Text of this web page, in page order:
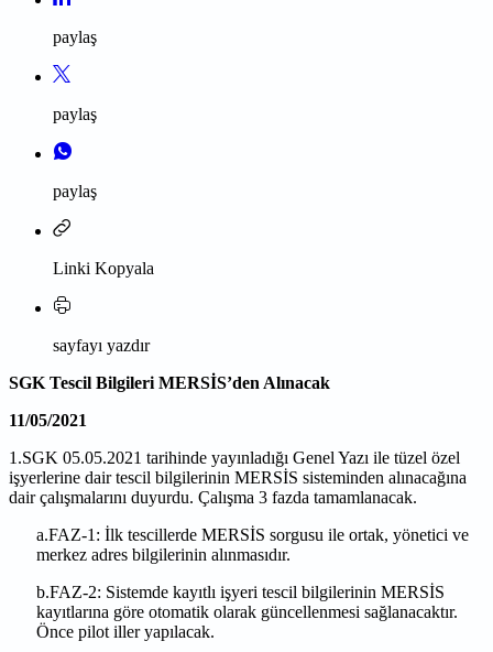
paylaş
paylaş
paylaş
Linki Kopyala
sayfayı yazdır
SGK Tescil Bilgileri MERSİS’den Alınacak
11/05/2021
1.SGK 05.05.2021 tarihinde yayınladığı Genel Yazı ile tüzel özel
işyerlerine dair tescil bilgilerinin MERSİS sisteminden alınacağına
dair çalışmalarını duyurdu. Çalışma 3 fazda tamamlanacak.
a.FAZ-1: İlk tescillerde MERSİS sorgusu ile ortak, yönetici ve
merkez adres bilgilerinin alınmasıdır.
b.FAZ-2: Sistemde kayıtlı işyeri tescil bilgilerinin MERSİS
kayıtlarına göre otomatik olarak güncellenmesi sağlanacaktır.
Önce pilot iller yapılacak.